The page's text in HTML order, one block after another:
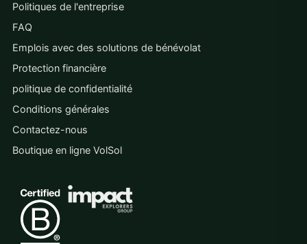
Politiques de l'entreprise
FAQ
Emplois avec des solutions de bénévolat
Protection financière
politique de confidentialité
Conditions générales
Contactez-nous
Boutique en ligne VolSol